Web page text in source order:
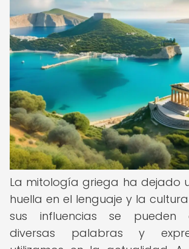
La mitología griega ha dejado
huella en el lenguaje y la
sus influencias se pueden
diversas palabras y